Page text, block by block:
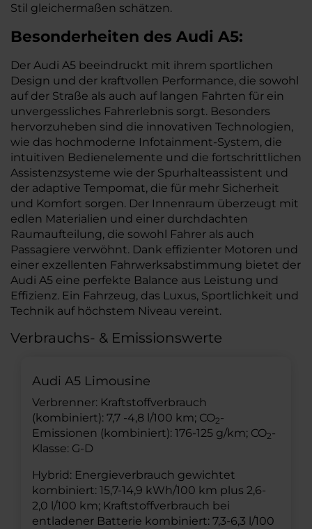
Stil gleichermaßen schätzen.
Besonderheiten des Audi A5:
Der Audi A5 beeindruckt mit ihrem sportlichen
Design und der kraftvollen Performance, die sowohl
auf der Straße als auch auf langen Fahrten für ein
unvergessliches Fahrerlebnis sorgt. Besonders
hervorzuheben sind die innovativen Technologien,
wie das hochmoderne Infotainment-System, die
intuitiven Bedienelemente und die fortschrittlichen
Assistenzsysteme wie der Spurhalteassistent und
der adaptive Tempomat, die für mehr Sicherheit
und Komfort sorgen. Der Innenraum überzeugt mit
edlen Materialien und einer durchdachten
Raumaufteilung, die sowohl Fahrer als auch
Passagiere verwöhnt. Dank effizienter Motoren und
einer exzellenten Fahrwerksabstimmung bietet der
Audi A5 eine perfekte Balance aus Leistung und
Effizienz. Ein Fahrzeug, das Luxus, Sportlichkeit und
Technik auf höchstem Niveau vereint.
Verbrauchs- & Emissionswerte
Audi A5 Limousine
Verbrenner: Kraftstoffverbrauch
(kombiniert): 7,7 -4,8 l/100 km; CO2-
Emissionen (kombiniert): 176-125 g/km; CO2-
Klasse: G-D
Hybrid: Energieverbrauch gewichtet
kombiniert: 15,7-14,9 kWh/100 km plus 2,6-
2,0 l/100 km; Kraftstoffverbrauch bei
entladener Batterie kombiniert: 7,3-6,3 l/100